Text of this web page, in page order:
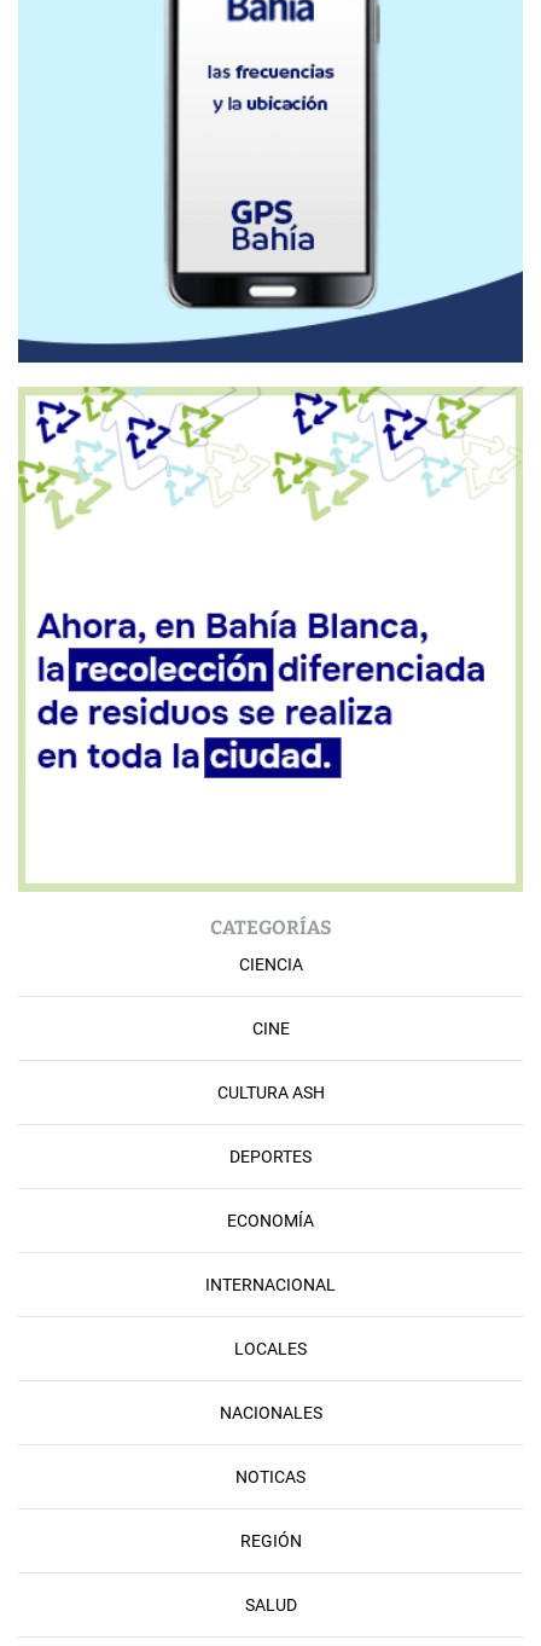
CATEGORÍAS
CIENCIA
CINE
CULTURA ASH
DEPORTES
ECONOMÍA
INTERNACIONAL
LOCALES
NACIONALES
NOTICAS
REGIÓN
SALUD